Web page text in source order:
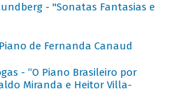
- "Sonatas Fantasias e
de Fernanda Canaud
- “O Piano Brasileiro por
Miranda e Heitor Villa-